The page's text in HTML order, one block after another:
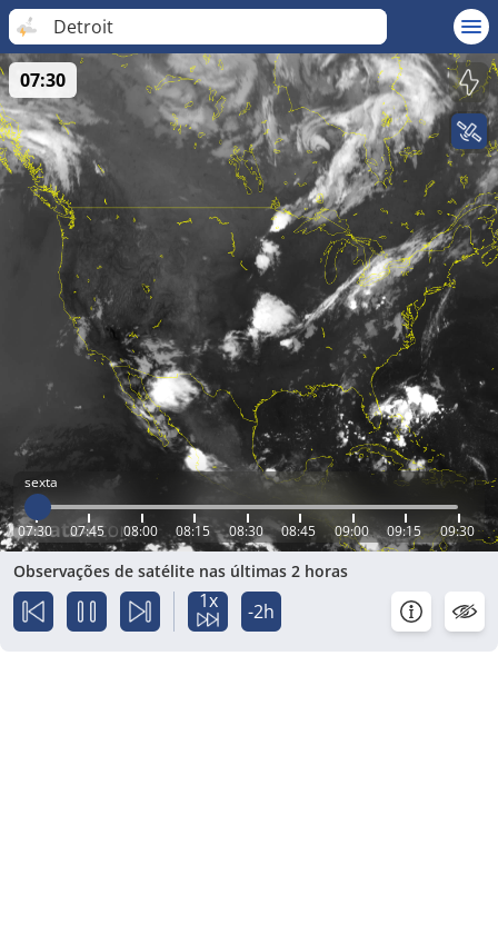
Detroit
sexta
07:30 07:45 08:00 08:15 08:30 08:45 09:00 09:15 09:30
07:30
Observações de satélite nas últimas 2 horas
1x -2h